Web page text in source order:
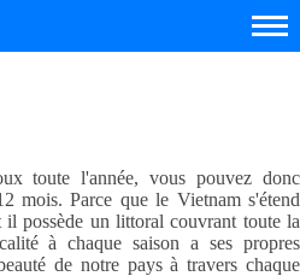
toute l'année, vous pouvez donc
mois. Parce que le Vietnam s'étend
il possède un littoral couvrant toute la
à chaque saison a ses propres
de notre pays à travers chaque